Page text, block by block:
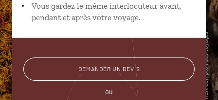
Vous gardez le même interlocuteur avant,
pendant et après votre voyage.
DEMANDER UN DEVIS
ou